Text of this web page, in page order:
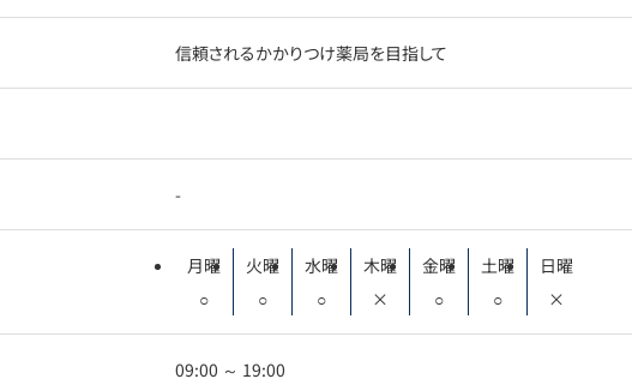
信頼されるかかりつけ薬局を目指して
-
月曜
○
火曜
○
水曜
○
木曜
×
金曜
○
土曜
○
日曜
×
09:00 ～ 19:00